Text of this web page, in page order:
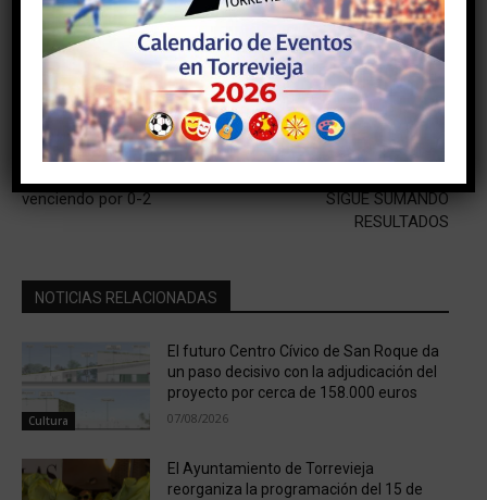
Facebook Twitter
Artículo anterior
El CD Montesinos asalta el
venciendo por 0-2
Artículo siguiente
EL CLUB GIMNASIA
SIGUE SUMANDO
RESULTADOS
NOTICIAS RELACIONADAS
Cultura
El futuro Centro Cívico de San Roque da
un paso decisivo con la adjudicación del
proyecto por cerca de 158.000 euros
07/08/2026
El Ayuntamiento de Torrevieja
reorganiza la programación del 15 de